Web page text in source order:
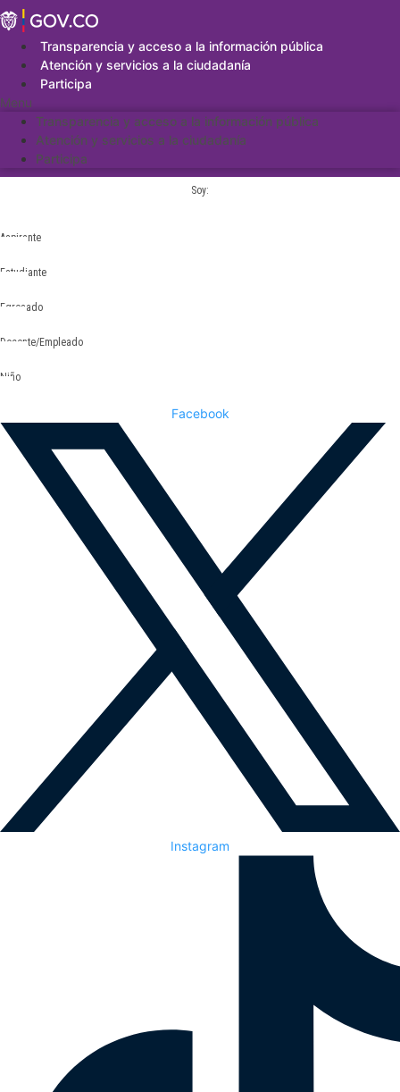
Saltar
al
contenidoTransparencia y acceso a la información pública
Atención y servicios a la ciudadanía
Participa
Menu
Transparencia y acceso a la información pública
Atención y servicios a la ciudadanía
Participa
Soy:
Aspirante
Estudiante
Egresado
Docente/Empleado
Niño
Facebook
Instagram